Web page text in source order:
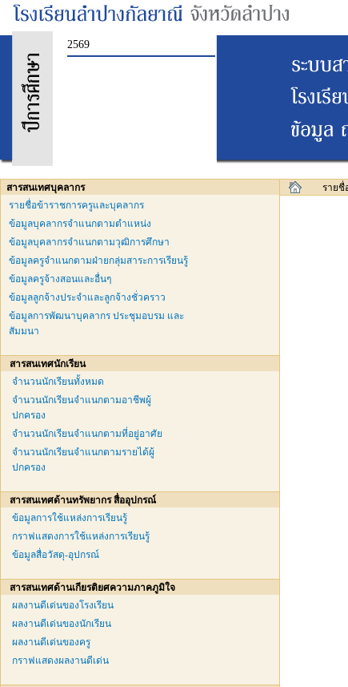
2569
สารสนเทศบุคลากร
รายชื่อข้าราชการครูและบุคลากร
ข้อมูลบุคลากรจำแนกตามตำแหน่ง
ข้อมูลบุคลากรจำแนกตามวุฒิการศึกษา
ข้อมูลครูจำแนกตามฝ่ายกลุ่มสาระการเรียนรู้
ข้อมูลครูจ้างสอนและอื่นๆ
ข้อมูลลูกจ้างประจำและลูกจ้างชั่วคราว
ข้อมูลการพัฒนาบุคลากร ประชุมอบรม และ
สัมมนา
สารสนเทศนักเรียน
จำนวนนักเรียนทั้งหมด
จำนวนนักเรียนจำแนกตามอาชีพผู้
ปกครอง
จำนวนนักเรียนจำแนกตามที่อยู่อาศัย
จำนวนนักเรียนจำแนกตามรายได้ผู้
ปกครอง
สารสนเทศด้านทรัพยากร สื่ออุปกรณ์
ข้อมูลการใช้แหล่งการเรียนรู้
กราฟแสดงการใช้แหล่งการเรียนรู้
ข้อมูลสื่อวัสดุ-อุปกรณ์
สารสนเทศด้านเกียรติยศความภาคภูมิใจ
ผลงานดีเด่นของโรงเรียน
ผลงานดีเด่นของนักเรียน
ผลงานดีเด่นของครู
กราฟแสดงผลงานดีเด่น
รายชื่